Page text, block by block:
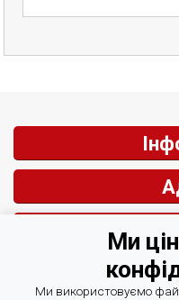
Ми
Ми використовуємо